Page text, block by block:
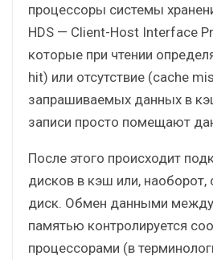
процессоры системы
HDS — Client-Host Interface
которые при чтении
hit) или отсутствие (cache
запрашиваемых данных в
записи просто помещают
После этого происходит
дисков в кэш или, наоборот,
диск. Обмен данными
памятью контролируется
процессорами (в